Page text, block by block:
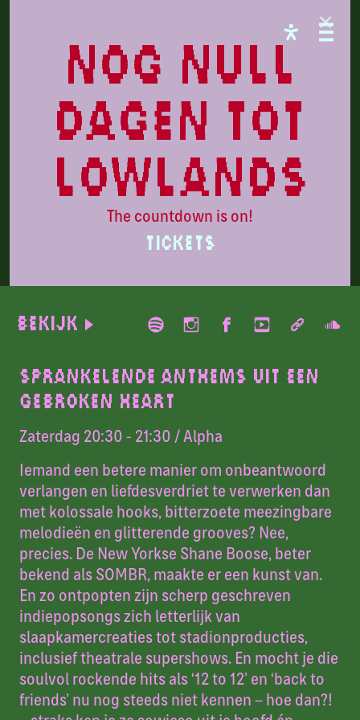
nog null
dagen tot
lowlands
The countdown is on!
TICKETS
Bekijk
SPRANKELENDE ANTHEMS UIT EEN
GEBROKEN HEART
Zaterdag 20:30 - 21:30 / Alpha
Iemand een betere manier om onbeantwoord
verlangen en liefdesverdriet te verwerken dan
met kolossale hooks, bitterzoete meezingbare
melodieën en glitterende grooves? Nee,
precies. De New Yorkse Shane Boose, beter
bekend als SOMBR, maakte er een kunst van.
En zo ontpopten zijn scherp geschreven
indiepopsongs zich letterlijk van
slaapkamercreaties tot stadionproducties,
inclusief theatrale supershows. En mocht je die
soulvol rockende hits als ‘12 to 12’ en ‘back to
friends’ nu nog steeds niet kennen – hoe dan?!